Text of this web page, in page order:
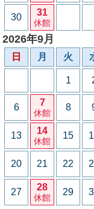
30 31
休館
2026年9月
日 月 火
1
6 7
休館
8
13 14
休館
15
20 21 22
27 28
休館
29